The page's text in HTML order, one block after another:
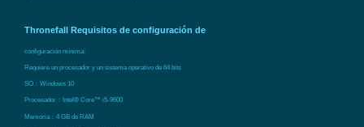
Thronefall Requisitos de configuración de
configuración mínima:
Requiere un procesador y un sistema operativo de 64 bits
SO：Windows 10
Procesador：Intel® Core™ i5-9600
Memoria：4 GB de RAM